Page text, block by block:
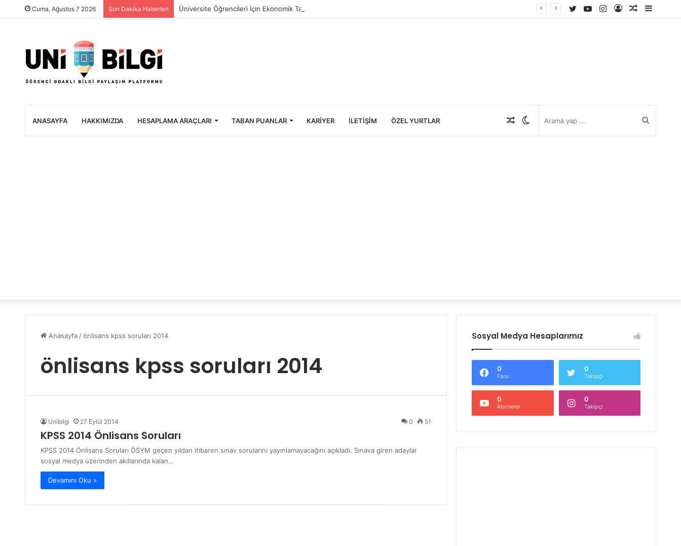
Cuma, Ağustos 7 2026 Son Dakika Haberleri Üniversite Öğrencileri İçin Ekonomik Tatil Rehberi
Rastgele
Kayıt
Instagram
YouTube
Twitter
ANASAYFA HAKKIMIZDA HESAPLAMA ARAÇLARI TABAN PUANLAR KARIYER İLETIŞIM ÖZEL YURTLAR Rastgele
Anasayfa / önlisans kpss soruları 2014
önlisans kpss soruları 2014
Unibilgi 27 Eylül 2014 0 51
KPSS 2014 Önlisans Soruları
KPSS 2014 Önlisans Soruları ÖSYM geçen yıldan itibaren sınav sorularını yayınlamayacağını açıkladı. Sınava giren adaylar
sosyal medya üzerinden akıllarında kalan…
Devamını Oku »
Sosyal Medya Hesaplarımız
0
Fans
0
Takipçi
0
Aboneler
0
Takipçi